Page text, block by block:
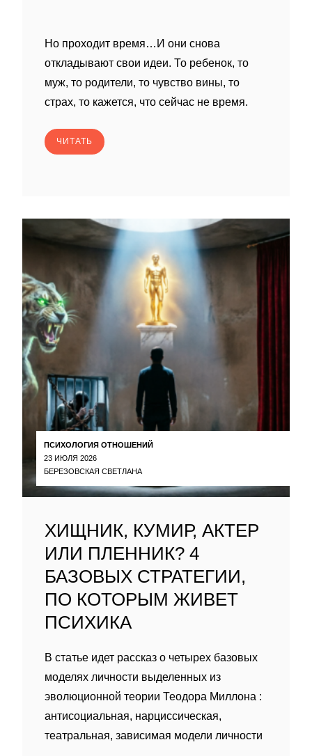
Но проходит время…И они снова
откладывают свои идеи. То ребенок, то
муж, то родители, то чувство вины, то
страх, то кажется, что сейчас не время.
ЧИТАТЬ
ПСИХОЛОГИЯ ОТНОШЕНИЙ
23 ИЮЛЯ 2026
БЕРЕЗОВСКАЯ СВЕТЛАНА
ХИЩНИК, КУМИР, АКТЕР
ИЛИ ПЛЕННИК? 4
БАЗОВЫХ СТРАТЕГИИ,
ПО КОТОРЫМ ЖИВЕТ
ПСИХИКА
В статье идет рассказ о четырех базовых
моделях личности выделенных из
эволюционной теории Теодора Миллона :
антисоциальная, нарциссическая,
театральная, зависимая модели личности